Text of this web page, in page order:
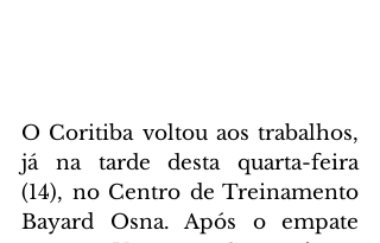
O Coritiba voltou aos trabalhos,
já na tarde desta quarta-feira
(14), no Centro de Treinamento
Bayard Osna. Após o empate